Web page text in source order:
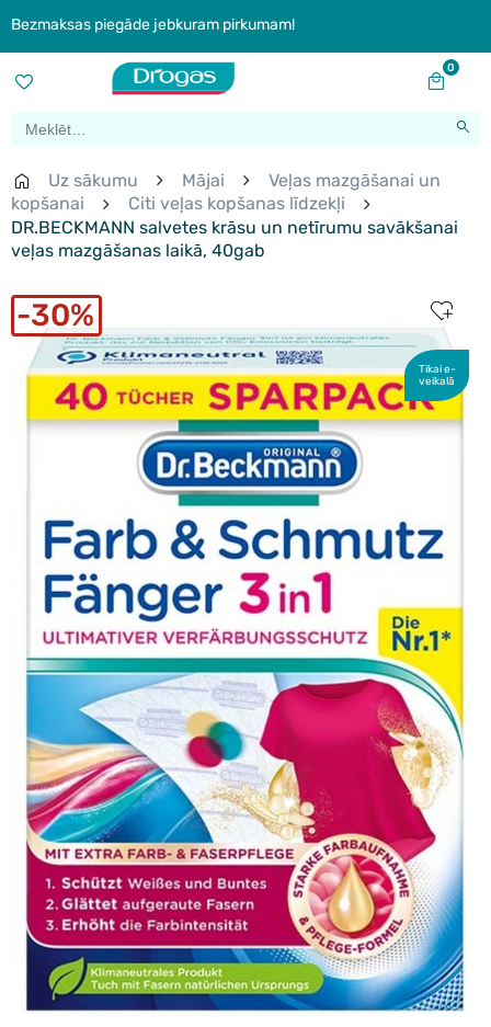
Bezmaksas piegāde jebkuram pirkumam!
0
Uz sākumu Mājai
Veļas mazgāšanai un
kopšanai
Citi veļas kopšanas līdzekļi
DR.BECKMANN salvetes krāsu un netīrumu savākšanai
veļas mazgāšanas laikā, 40gab
30%
Tikai e-
veikalā